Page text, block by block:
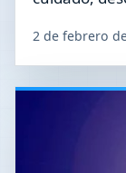
2 de febrero